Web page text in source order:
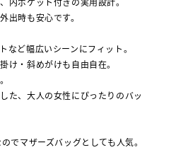
出時も安心です。
など幅広いシーンにフィット。
け・斜めがけも自由自在。
た、大人の女性にぴったりのバッ
でマザーズバッグとしても人気。